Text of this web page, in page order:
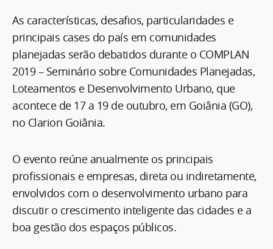
As características, desafios, particularidades e
principais cases do país em comunidades
planejadas serão debatidos durante o COMPLAN
2019 – Seminário sobre Comunidades Planejadas,
Loteamentos e Desenvolvimento Urbano, que
acontece de 17 a 19 de outubro, em Goiânia (GO),
no Clarion Goiânia.
O evento reúne anualmente os principais
proﬁssionais e empresas, direta ou indiretamente,
envolvidos com o desenvolvimento urbano para
discutir o crescimento inteligente das cidades e a
boa gestão dos espaços públicos.